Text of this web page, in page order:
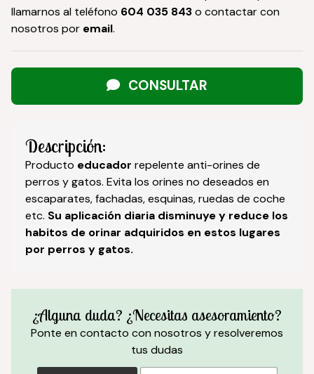
llamarnos al teléfono 604 035 843o contactar con
nosotros por email.
CONSULTAR
Descripción:
Producto educador repelente anti-orines de
perros y gatos. Evita los orines no deseados en
escaparates, fachadas, esquinas, ruedas de coche
etc. Su aplicación diaria disminuye y reduce los
habitos de orinar adquiridos en estos lugares
por perros y gatos.
¿Alguna duda? ¿Necesitas asesoramiento?
Ponte en contacto con nosotros y resolveremos
tus dudas